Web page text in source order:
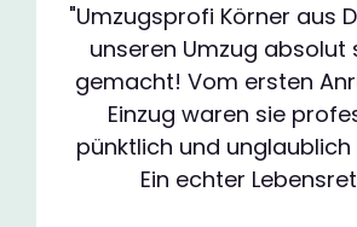
"Umzugsprofi Körner aus
unseren Umzug absolut
gemacht! Vom ersten
Einzug waren sie
pünktlich und
Ein echter